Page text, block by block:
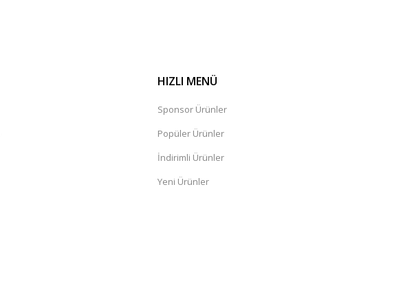
HIZLI MENÜ
Sponsor Ürünler
Popüler Ürünler
İndirimli Ürünler
Yeni Ürünler